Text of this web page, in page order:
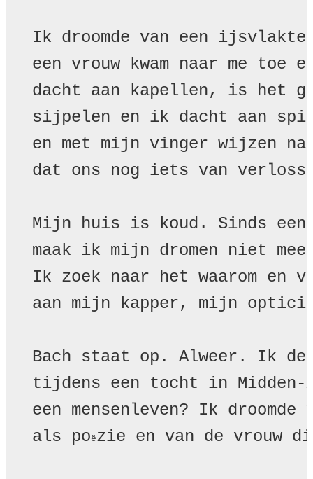
Ik droomde van een
een vrouw kwam naar me toe
dacht aan kapellen, is het
sijpelen en ik dacht aan
en met mijn vinger wijzen
dat ons nog iets van
Mijn huis is koud. Sinds
maak ik mijn dromen niet
Ik zoek naar het waarom en
aan mijn kapper, mijn
Bach staat op. Alweer. Ik
tijdens een tocht in Midden-
een mensenleven? Ik
als poëzie en van de vrouw